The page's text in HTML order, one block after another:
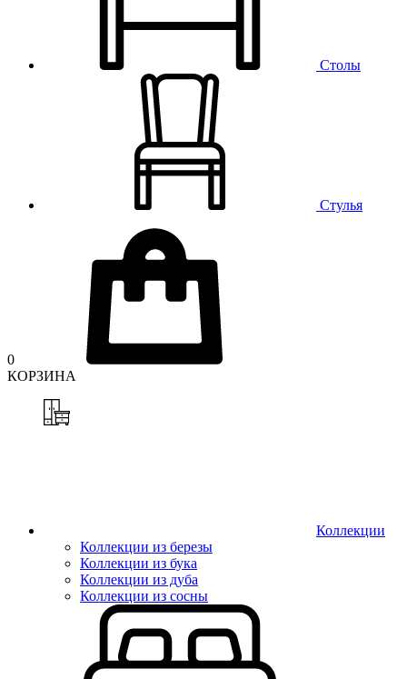
Столы
Стулья
0
КОРЗИНА
Коллекции
Коллекции из березы
Коллекции из бука
Коллекции из дуба
Коллекции из сосны